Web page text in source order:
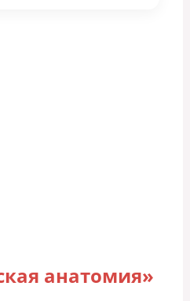
анатомия»